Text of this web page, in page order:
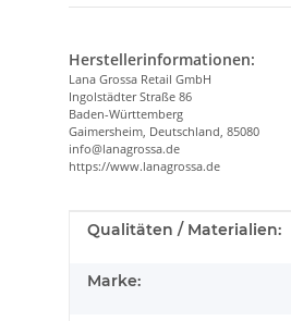
Herstellerinformationen:
Lana Grossa Retail GmbH
Ingolstädter Straße 86
Baden-Württemberg
Gaimersheim, Deutschland, 85080
info@lanagrossa.de
https://www.lanagrossa.de
Produkteigenschaft
Wert
Qualitäten / Materialien:
Marke: